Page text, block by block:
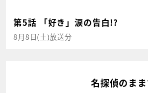
第5話 「好き」涙の告白!?
8月8日(土)放送分
名探偵のま